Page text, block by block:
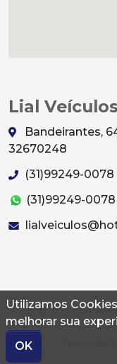
Utilizamos
melhorar sua
OK
Lial
Bandeirantes,
32670248
(31)99249-0078
(31)99249-0078
© 2026
Termos